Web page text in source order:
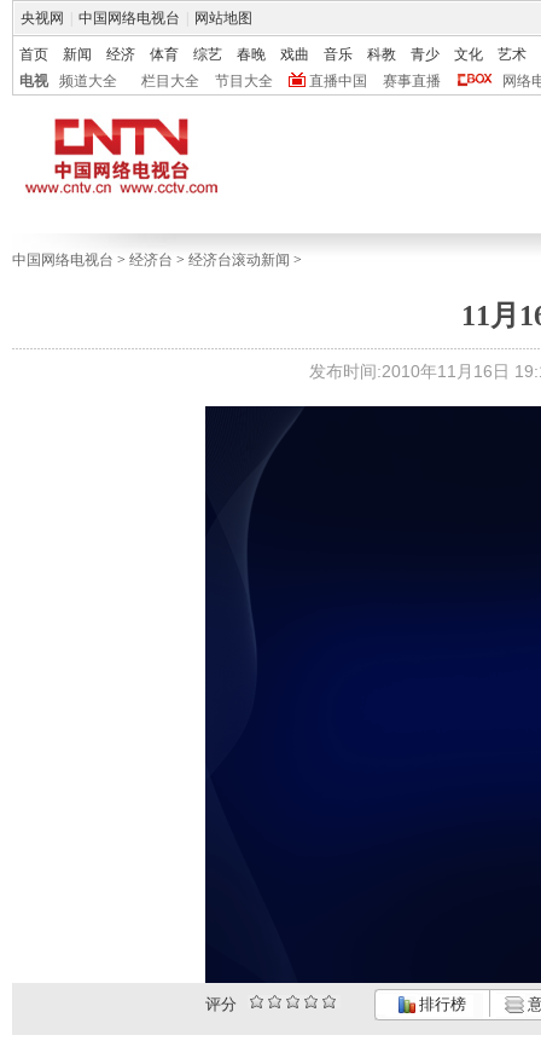
央视网 中国网络电视台 网站地图
首页 新闻 经济 体育 综艺 春晚 戏曲 音乐 科教 青少 文化
艺术
电视
频道大全 栏目大全 节目大全 直播中国 赛事直播 网络
中国网络电视台 > 经济台 > 经济台滚动新闻 >
11月
发布时间:2010年11月16日
评分 排行榜